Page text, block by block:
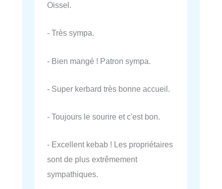
Oissel.
- Très sympa.
- Bien mangé ! Patron sympa.
- Super kerbard très bonne accueil.
- Toujours le sourire et c'est bon.
- Excellent kebab ! Les propriétaires
sont de plus extrêmement
sympathiques.